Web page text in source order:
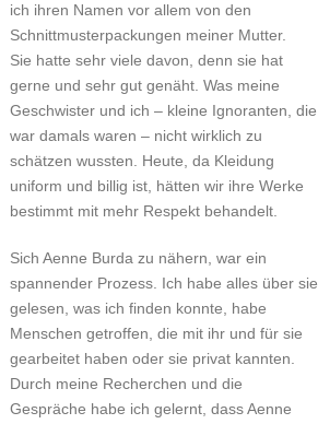
ich ihren Namen vor allem von den
Schnittmusterpackungen meiner Mutter.
Sie hatte sehr viele davon, denn sie hat
gerne und sehr gut genäht. Was meine
Geschwister und ich – kleine Ignoranten, die
war damals waren – nicht wirklich zu
schätzen wussten. Heute, da Kleidung
uniform und billig ist, hätten wir ihre Werke
bestimmt mit mehr Respekt behandelt.
Sich Aenne Burda zu nähern, war ein
spannender Prozess. Ich habe alles über sie
gelesen, was ich finden konnte, habe
Menschen getroffen, die mit ihr und für sie
gearbeitet haben oder sie privat kannten.
Durch meine Recherchen und die
Gespräche habe ich gelernt, dass Aenne